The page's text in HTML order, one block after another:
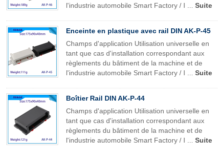
l'industrie automobile Smart Factory / I ... Suite
Enceinte en plastique avec rail DIN AK-P-45
Champs d'application Utilisation universelle en
tant que cas d'installation correspondant aux
règlements du bâtiment de la machine et de
l'industrie automobile Smart Factory / I ... Suite
Boîtier Rail DIN AK-P-44
Champs d'application Utilisation universelle en
tant que cas d'installation correspondant aux
règlements du bâtiment de la machine et de
l'industrie automobile Smart Factory / I ... Suite